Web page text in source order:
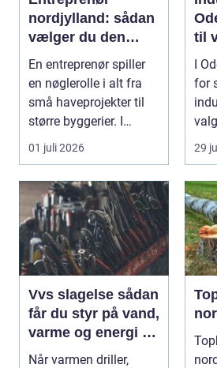
nordjylland: sådan
vælger du den
rette
samarbejdspartner
til dit byggeri
En entreprenør spiller
en nøglerolle i alt fra
små haveprojekter til
større byggerier. I
Nordjylland...
01 juli 2026
til
I
for
29
Vvs slagelse sådan
får du styr på vand,
varme og energi i
din bolig
Når varmen driller,